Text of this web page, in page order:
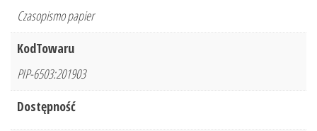
Czasopismo papier
KodTowaru
PIP-6503:201903
Dostępność